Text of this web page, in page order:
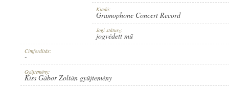
GRAMOPHONE CONCERT RECORD
Kiadó:
Gramophone Concert Record
Jogi státusz:
jogvédett mű
Címfordítás:
-
Gyűjtemény:
Kiss Gábor Zoltán gyűjtemény